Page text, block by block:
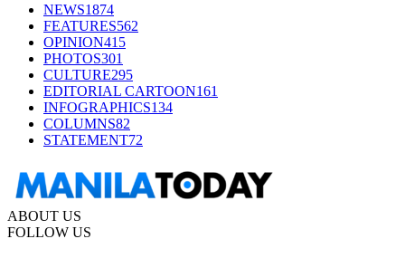
NEWS1874
FEATURES562
OPINION415
PHOTOS301
CULTURE295
EDITORIAL CARTOON161
INFOGRAPHICS134
COLUMNS82
STATEMENT72
ABOUT US
FOLLOW US